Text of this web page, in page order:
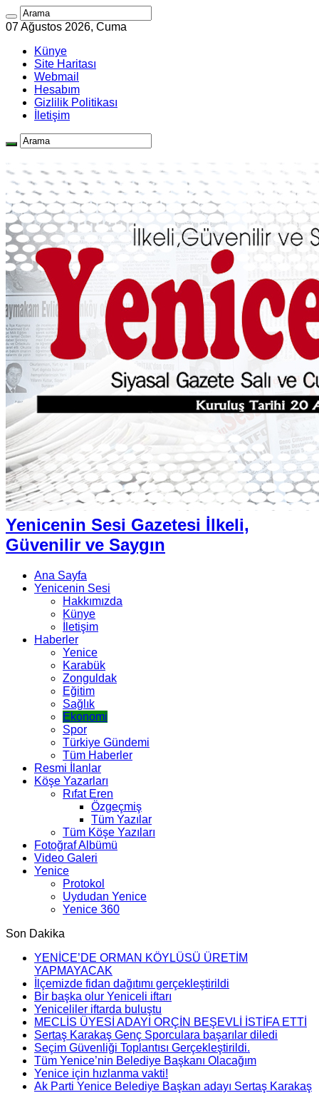
07 Ağustos 2026, Cuma
Künye
Site Haritası
Webmail
Hesabım
Gizlilik Politikası
İletişim
Yenicenin Sesi Gazetesi İlkeli,
Güvenilir ve Saygın
Ana Sayfa
Yenicenin Sesi
Hakkımızda
Künye
İletişim
Haberler
Yenice
Karabük
Zonguldak
Eğitim
Sağlık
Ekonomi
Spor
Türkiye Gündemi
Tüm Haberler
Resmi İlanlar
Köşe Yazarları
Rıfat Eren
Özgeçmiş
Tüm Yazılar
Tüm Köşe Yazıları
Fotoğraf Albümü
Video Galeri
Yenice
Protokol
Uydudan Yenice
Yenice 360
Son Dakika
YENİCE’DE ORMAN KÖYLÜSÜ ÜRETİM
YAPMAYACAK
İlçemizde fidan dağıtımı gerçekleştirildi
Bir başka olur Yeniceli iftarı
Yeniceliler iftarda buluştu
MECLİS ÜYESİ ADAYI ORÇİN BEŞEVLİ İSTİFA ETTİ
Sertaş Karakaş Genç Sporculara başarılar diledi
Seçim Güvenliği Toplantısı Gerçekleştirildi.
Tüm Yenice’nin Belediye Başkanı Olacağım
Yenice için hızlanma vakti!
Ak Parti Yenice Belediye Başkan adayı Sertaş Karakaş